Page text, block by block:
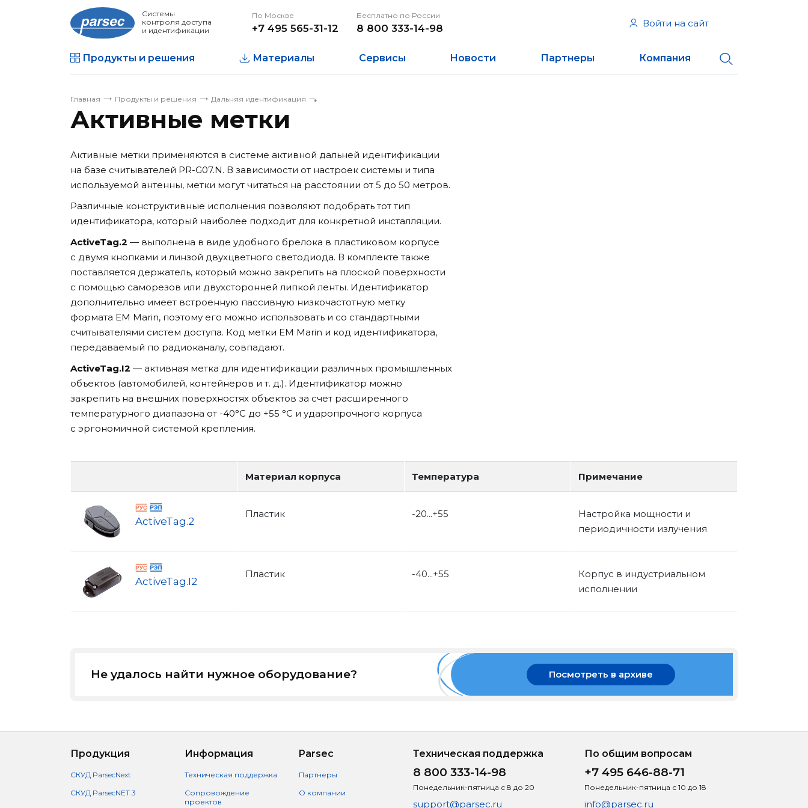
Системы
контроля доступа
и идентификации
По Москве
+7 495 565-31-12
Бесплатно по России
8 800 333-14-98 Войти на сайт
Продукты и решения Материалы Сервисы Новости Партнеры Компания
Главная Продукты и решения Дальняя идентификация
Активные метки
Активные метки применяются в системе активной дальней идентификации
на базе считывателей PR-G07.N. В зависимости от настроек системы и типа
используемой антенны, метки могут читаться на расстоянии от 5 до 50 метров.
Различные конструктивные исполнения позволяют подобрать тот тип
идентификатора, который наиболее подходит для конкретной инсталляции.
ActiveTag.2 — выполнена в виде удобного брелока в пластиковом корпусе
с двумя кнопками и линзой двухцветного светодиода. В комплекте также
поставляется держатель, который можно закрепить на плоской поверхности
с помощью саморезов или двухсторонней липкой ленты. Идентификатор
дополнительно имеет встроенную пассивную низкочастотную метку
формата EM Marin, поэтому его можно использовать и со стандартными
считывателями систем доступа. Код метки ЕМ Marin и код идентификатора,
передаваемый по радиоканалу, совпадают.
ActiveTag.I2 — активная метка для идентификации различных промышленных
объектов (автомобилей, контейнеров и т. д.). Идентификатор можно
закрепить на внешних поверхностях объектов за счет расширенного
температурного диапазона от -40°С до +55 °С и ударопрочного корпуса
с эргономичной системой крепления.
Материал корпуса Температура Примечание
ActiveTag.2
Пластик -20...+55
Настройка мощности и
периодичности излучения
ActiveTag.I2
Пластик -40...+55
Корпус в индустриальном
исполнении
Не удалось найти нужное оборудование? Посмотреть в архиве
Продукция
СКУД ParsecNext
СКУД ParsecNET 3
Информация
Техническая поддержка
Сопровождение
проектов
Parsec
Партнеры
О компании
Техническая поддержка
8 800 333-14-98
Понедельник-пятница с 8 до 20
support@parsec.ru
По общим вопросам
+7 495 646-88-71
Понедельник-пятница с 10 до 18
info@parsec.ru